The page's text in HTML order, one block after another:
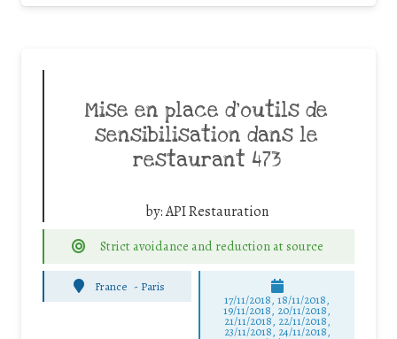
Mise en place d’outils de
sensibilisation dans le
restaurant 473
by:API Restauration
Strict avoidance and reduction at source
France - Paris
17/11/2018, 18/11/2018,
19/11/2018, 20/11/2018,
21/11/2018, 22/11/2018,
23/11/2018, 24/11/2018,